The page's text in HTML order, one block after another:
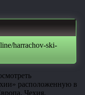
harrachov-ski-
расположенную в
Чехия.